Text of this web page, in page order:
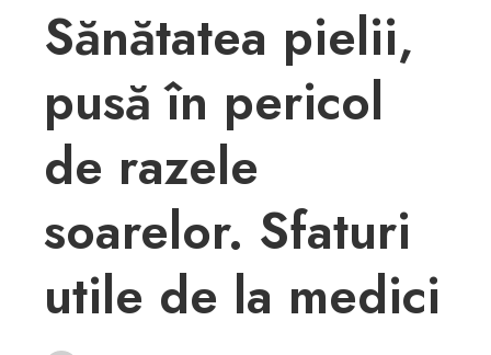
Sănătatea pielii,
pusă în pericol
de razele
soarelor. Sfaturi
utile de la medici